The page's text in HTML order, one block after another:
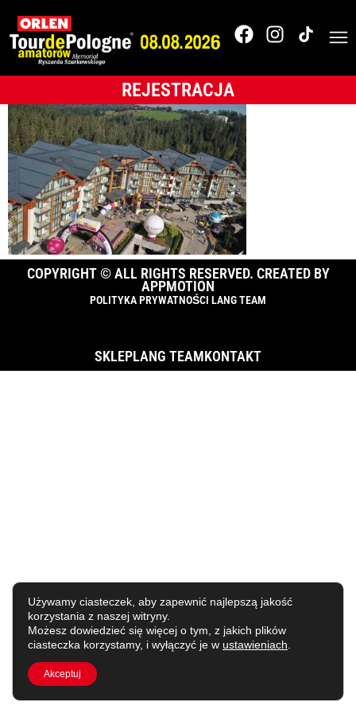
REJESTRACJA
Tour de Pologne
2018
COPYRIGHT © ALL RIGHTS RESERVED. CREATED BY
APPMOTION
POLITYKA PRYWATNOŚCI LANG TEAM
SKLEPLANG TEAMKONTAKT
Używamy ciasteczek, aby zapewnić najlepszą jakość
korzystania z naszej witryny.
Możesz dowiedzieć się więcej o tym, z jakich plików
ciasteczka korzystamy, i wyłączyć je w ustawieniach
Akceptuj